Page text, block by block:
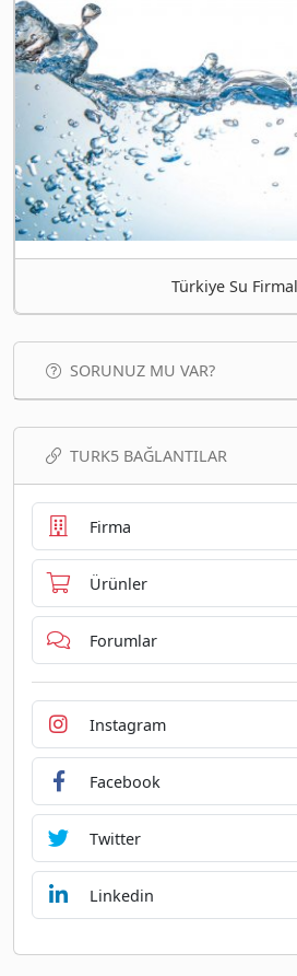
Türkiye Su
SORUNUZ MU VAR?
TURK5 BAĞLANTILAR
Firma
Ürünler
Forumlar
Instagram
Facebook
Twitter
Linkedin